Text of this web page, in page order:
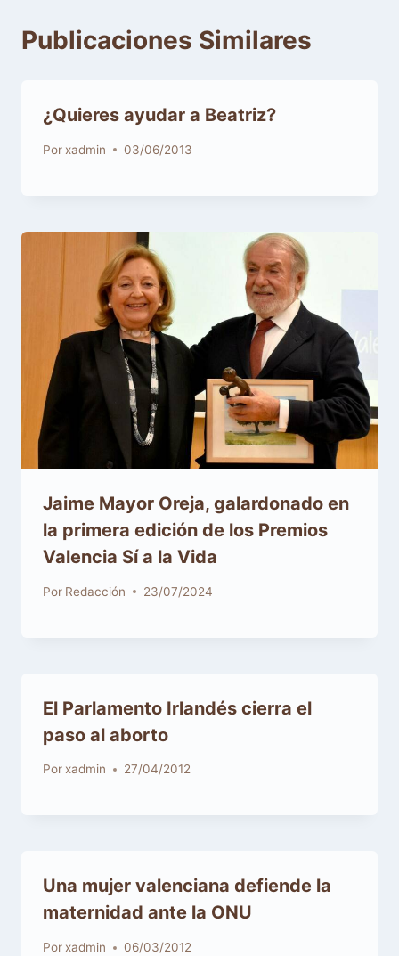
Publicaciones Similares
¿Quieres ayudar a Beatriz?
Por xadmin 03/06/2013
Jaime Mayor Oreja, galardonado en
la primera edición de los Premios
Valencia Sí a la Vida
Por Redacción 23/07/2024
El Parlamento Irlandés cierra el
paso al aborto
Por xadmin 27/04/2012
Una mujer valenciana defiende la
maternidad ante la ONU
Por xadmin 06/03/2012